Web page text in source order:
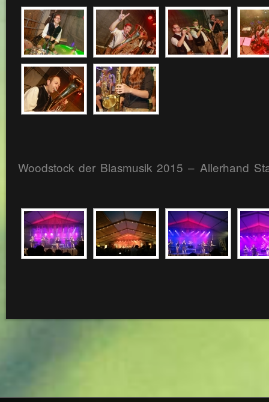
Woodstock der Blasmusik 2015 – Allerhand